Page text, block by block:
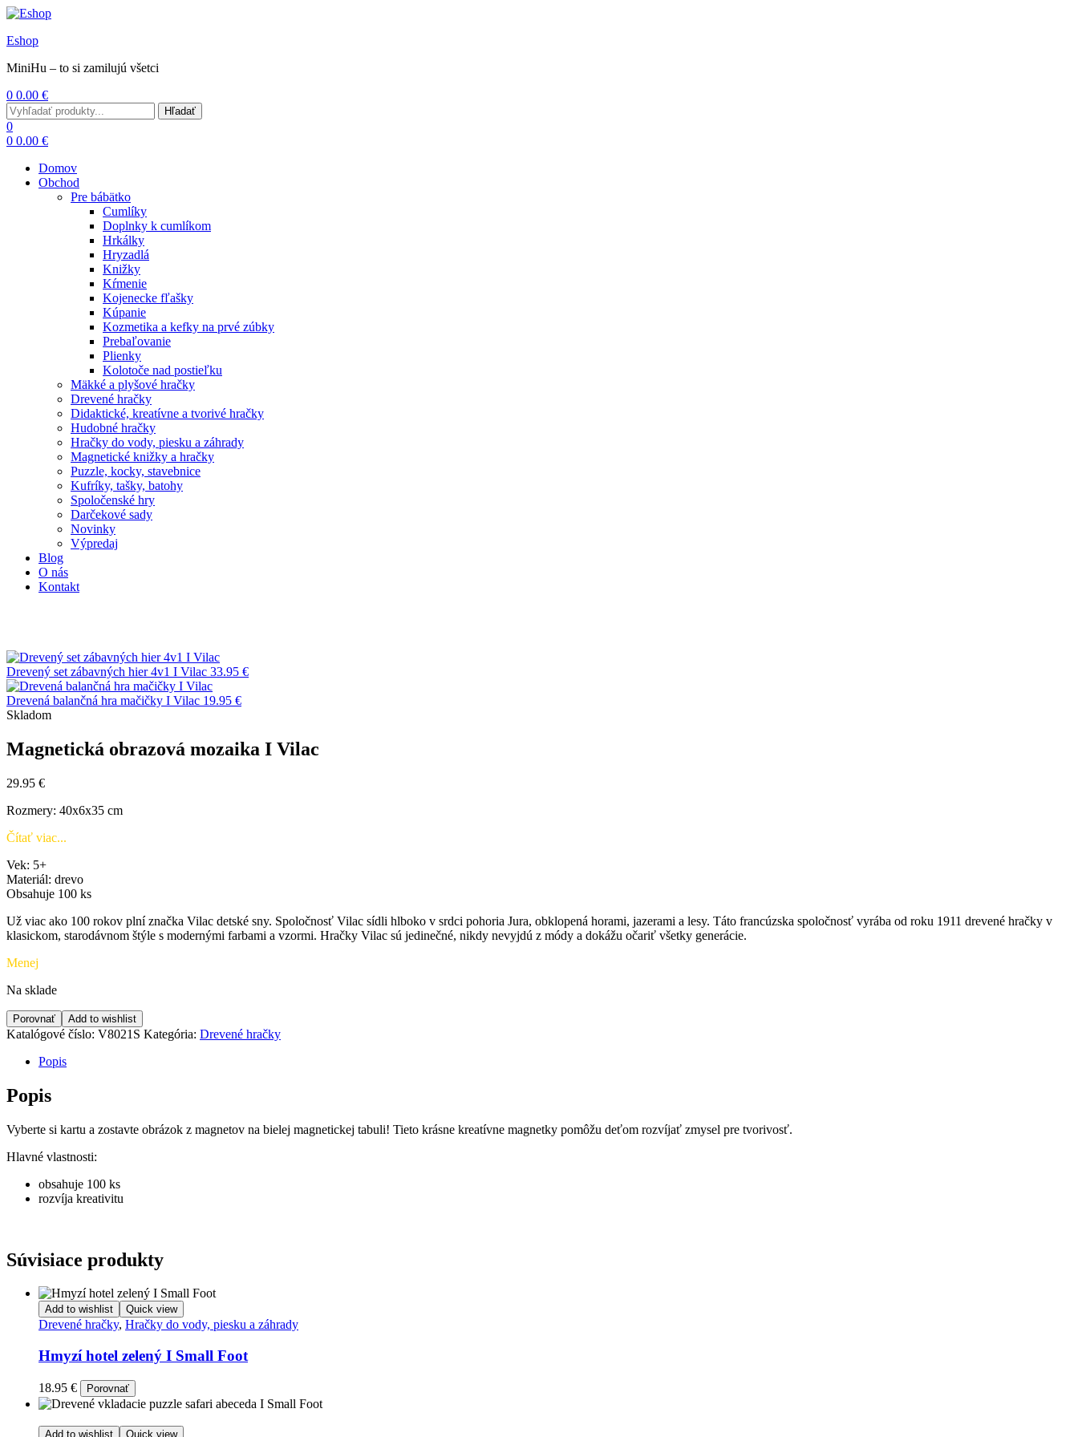
Eshop
MiniHu – to si zamilujú všetci
0 0.00 €
Menu
Search
for:
Hľadať
0
0 0.00 €
Domov
Obchod
Pre bábätko
Cumlíky
Doplnky k cumlíkom
Hrkálky
Hryzadlá
Knižky
Kŕmenie
Kojenecke fľašky
Kúpanie
Kozmetika a kefky na prvé zúbky
Prebaľovanie
Plienky
Kolotoče nad postieľku
Mäkké a plyšové hračky
Drevené hračky
Didaktické, kreatívne a tvorivé hračky
Hudobné hračky
Hračky do vody, piesku a záhrady
Magnetické knižky a hračky
Puzzle, kocky, stavebnice
Kufríky, tašky, batohy
Spoločenské hry
Darčekové sady
Novinky
Výpredaj
Blog
O nás
Kontakt
Drevený set zábavných hier 4v1 I Vilac 33.95 €
Drevená balančná hra mačičky I Vilac 19.95 €
Skladom
Magnetická obrazová mozaika I Vilac
29.95 €
Rozmery: 40x6x35 cm
Čítať viac...
Vek: 5+
Materiál: drevo
Obsahuje 100 ks
Už viac ako 100 rokov plní značka Vilac detské sny. Spoločnosť Vilac sídli hlboko v srdci pohoria Jura, obklopená horami, jazerami a lesy. Táto francúzska spoločnosť vyrába od roku 1911 drevené hračky v
klasickom, starodávnom štýle s modernými farbami a vzormi. Hračky Vilac sú jedinečné, nikdy nevyjdú z módy a dokážu očariť všetky generácie.
Menej
Na sklade
Porovnať Add to wishlist
Katalógové číslo: V8021S Kategória: Drevené hračky
Popis
Popis
Vyberte si kartu a zostavte obrázok z magnetov na bielej magnetickej tabuli! Tieto krásne kreatívne magnetky pomôžu deťom rozvíjať zmysel pre tvorivosť.
Hlavné vlastnosti:
obsahuje 100 ks
rozvíja kreativitu
Súvisiace produkty
Add to wishlist Quick view
Drevené hračky, Hračky do vody, piesku a záhrady
Hmyzí hotel zelený I Small Foot
18.95 € Porovnať
Add to wishlist Quick view